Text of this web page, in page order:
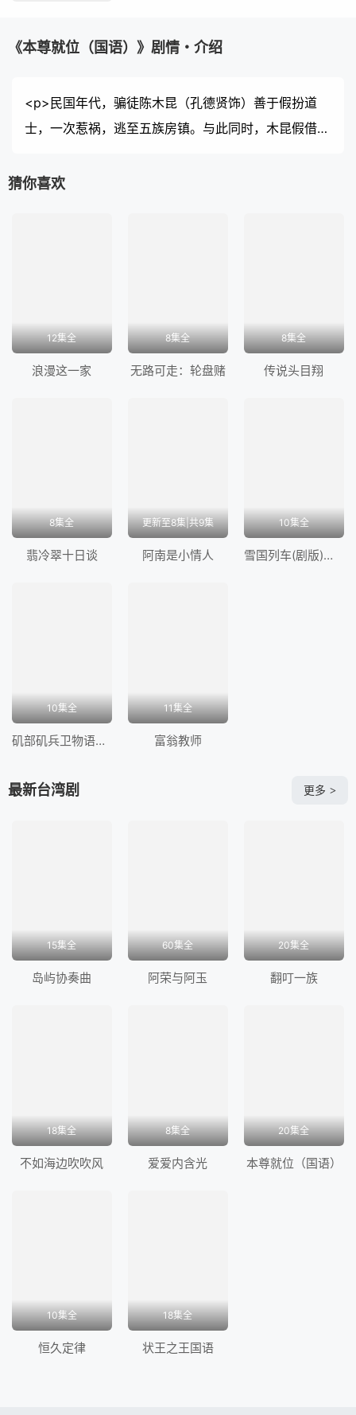
《本尊就位（国语）》剧情・介绍
<p>民国年代，骗徒陈木昆（孔德贤饰）善于假扮道
士，一次惹祸，逃至五族房镇。与此同时，木昆假借神
尊，决定下凡惩治他。阴差阳错下，洞宾失去法力，被
过往所为推行改革，为五族房镇掀起连场风波……</p>
猜你喜欢
12集全
浪漫这一家
8集全
无路可走：轮盘赌
8集全
传说头目翔
8集全
翡冷翠十日谈
更新至8集|共9集
阿南是小情人
10集全
雪国列车(剧版)第四季
10集全
矶部矶兵卫物语～浮世多辛苦～
11集全
富翁教师
最新台湾剧 更多 >
15集全
岛屿协奏曲
60集全
阿荣与阿玉
20集全
翻叮一族
18集全
不如海边吹吹风
8集全
爱爱内含光
20集全
本尊就位（国语）
10集全
恒久定律
18集全
状王之王国语